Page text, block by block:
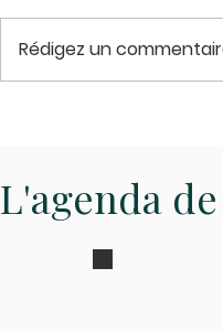
au cathé !
Rédigez un
L'agenda